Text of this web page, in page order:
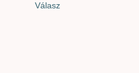
Válasz